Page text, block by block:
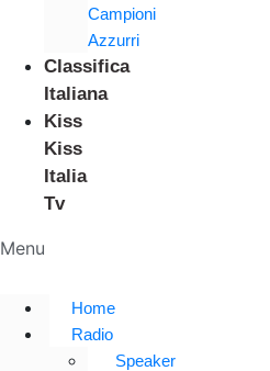
Campioni
Azzurri
Classifica
Italiana
Kiss
Kiss
Italia
Tv
Menu
Home
Radio
Speaker